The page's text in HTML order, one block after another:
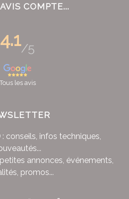
COMPTE...
4.1/5
Tous les avis
: conseils, infos techniques,
annonces, événements,
promos...